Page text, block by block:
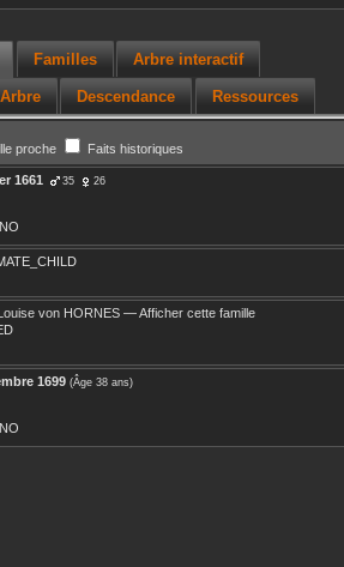
Familles Arbre interactif
Arbre Descendance Ressources
proche Faits historiques
1661 35 26
NO
von HORNES —Afficher cette famille
1699 (Âge 38 ans)
NO